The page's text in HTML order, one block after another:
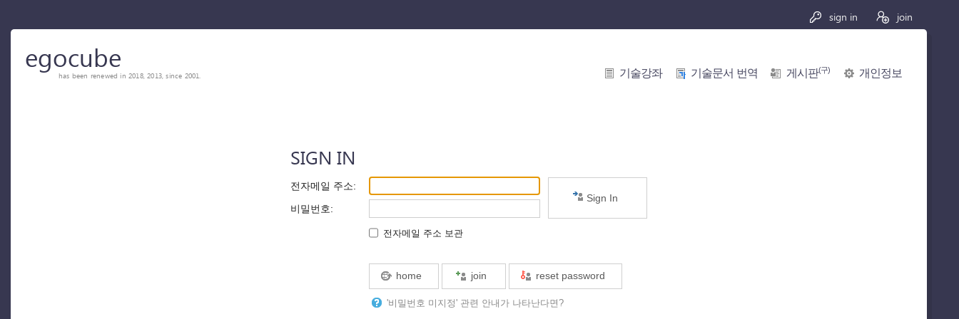
sign in join
egocube
has been renewed in 2018, 2013, since 2001. 기술강좌 기술문서 번역 게시판(구) 개인정보
SIGN IN
전자메일 주소:
비밀번호:
전자메일 주소 보관
Sign In
home join reset password
'비밀번호 미지정' 관련 안내가 나타난다면?